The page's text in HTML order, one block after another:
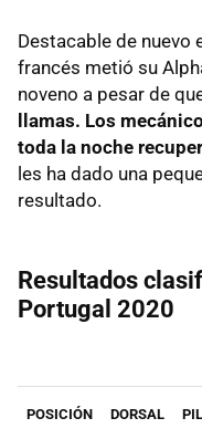
Destacable de nuevo
francés metió su
noveno a pesar de
llamas. Los
toda la noche
les ha dado una
resultado.
Resultados
Portugal 2020
POSICIÓN DORSAL